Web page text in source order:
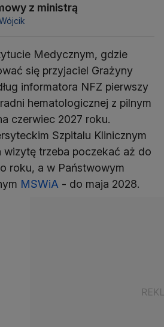
z ministrą
Medycznym, gdzie
się przyjaciel Grażyny
informatora NFZ pierwszy
hematologicznej z pilnym
czerwiec 2027 roku.
Szpitalu Klinicznym
wizytę trzeba poczekać aż do
roku, a w Państwowym
MSWiA - do maja 2028.